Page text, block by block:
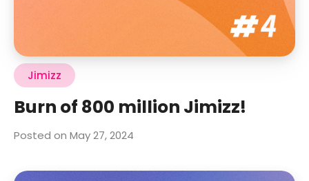
Jimizz
Burn of 800 million Jimizz!
Posted on May 27, 2024